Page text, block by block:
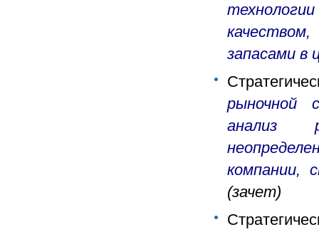
запасами в
рыночной
анализ
компании,
(зачет)